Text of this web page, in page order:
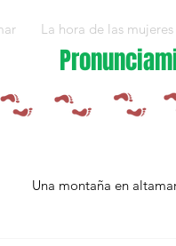
La hora de las mujeres
Una montaña en